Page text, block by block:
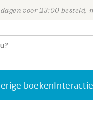
voor 23:00 besteld,
boeken